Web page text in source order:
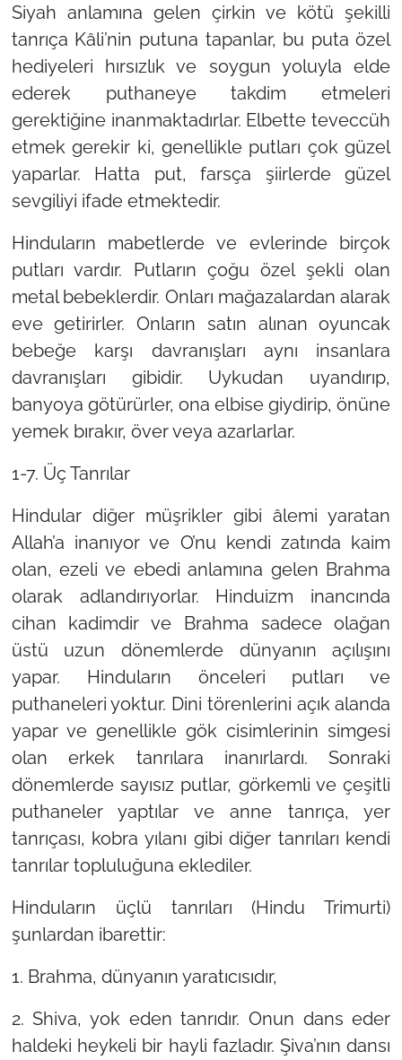
Siyah anlamına gelen çirkin ve kötü şekilli
tanrıça Kâli’nin putuna tapanlar, bu puta özel
hediyeleri hırsızlık ve soygun yoluyla elde
ederek puthaneye takdim etmeleri
gerektiğine inanmaktadırlar. Elbette teveccüh
etmek gerekir ki, genellikle putları çok güzel
yaparlar. Hatta put, farsça şiirlerde güzel
sevgiliyi ifade etmektedir.
Hinduların mabetlerde ve evlerinde birçok
putları vardır. Putların çoğu özel şekli olan
metal bebeklerdir. Onları mağazalardan alarak
eve getirirler. Onların satın alınan oyuncak
bebeğe karşı davranışları aynı insanlara
davranışları gibidir. Uykudan uyandırıp,
banyoya götürürler, ona elbise giydirip, önüne
yemek bırakır, över veya azarlarlar.
1-7. Üç Tanrılar
Hindular diğer müşrikler gibi âlemi yaratan
Allah’a inanıyor ve O’nu kendi zatında kaim
olan, ezeli ve ebedi anlamına gelen Brahma
olarak adlandırıyorlar. Hinduizm inancında
cihan kadimdir ve Brahma sadece olağan
üstü uzun dönemlerde dünyanın açılışını
yapar. Hinduların önceleri putları ve
puthaneleri yoktur. Dini törenlerini açık alanda
yapar ve genellikle gök cisimlerinin simgesi
olan erkek tanrılara inanırlardı. Sonraki
dönemlerde sayısız putlar, görkemli ve çeşitli
puthaneler yaptılar ve anne tanrıça, yer
tanrıçası, kobra yılanı gibi diğer tanrıları kendi
tanrılar topluluğuna eklediler.
Hinduların üçlü tanrıları (Hindu Trimurti)
şunlardan ibarettir:
1. Brahma, dünyanın yaratıcısıdır,
2. Shiva, yok eden tanrıdır. Onun dans eder
haldeki heykeli bir hayli fazladır. Şiva’nın dansı